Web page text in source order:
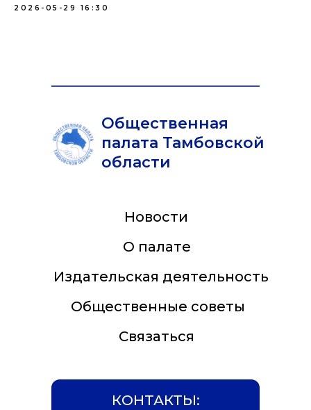
2026-05-29 16:30
КОНТАКТЫ:
Общественная
палата Тамбовской
области
Общественные советы
Связаться
Издательская деятельность
О палате
Новости